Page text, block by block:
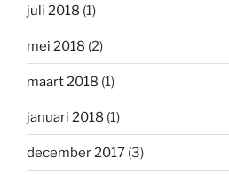
juli 2018 (1)
mei 2018 (2)
maart 2018 (1)
januari 2018 (1)
december 2017 (3)